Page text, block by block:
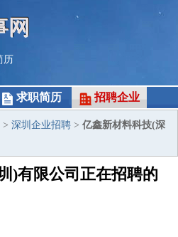
网
历
求职简历 招聘企业
> 深圳企业招聘 > 亿鑫新材料科技(深
)有限公司正在招聘的